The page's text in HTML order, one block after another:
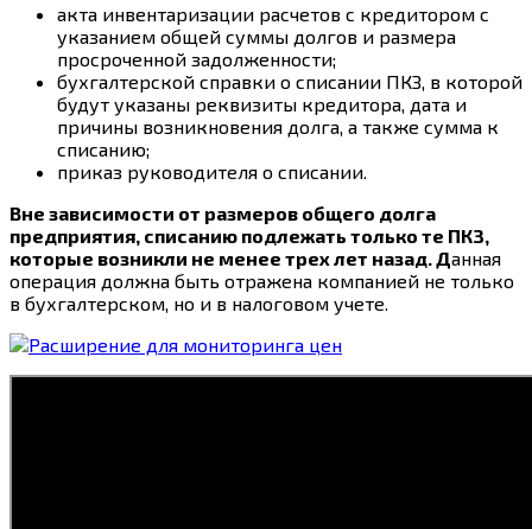
акта инвентаризации расчетов с кредитором с
указанием общей суммы долгов и размера
просроченной задолженности;
бухгалтерской справки о списании ПКЗ, в которой
будут указаны реквизиты кредитора, дата и
причины возникновения долга, а также сумма к
списанию;
приказ руководителя о списании.
Вне зависимости от размеров общего долга
предприятия, списанию подлежать только те ПКЗ,
которые возникли не менее трех лет назад. Данная
операция должна быть отражена компанией не только
в бухгалтерском, но и в налоговом учете.